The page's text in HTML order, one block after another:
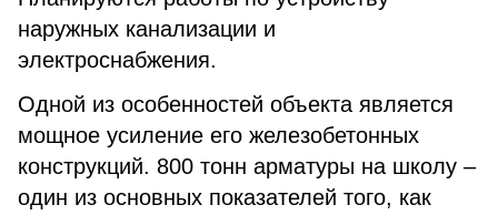
наружных канализации и
электроснабжения.
Одной из особенностей объекта является
мощное усиление его железобетонных
конструкций. 800 тонн арматуры на школу –
один из основных показателей того, как